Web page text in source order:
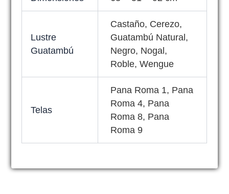
Lustre
Guatambú
Castaño, Cerezo,
Guatambú Natural,
Negro, Nogal,
Roble, Wengue
Telas
Pana Roma 1, Pana
Roma 4, Pana
Roma 8, Pana
Roma 9